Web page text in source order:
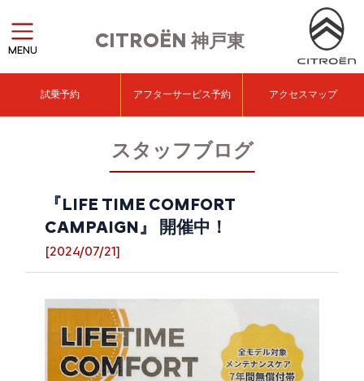
CITROËN神戸東
MENU
試乗予約 アフターサービス予約 アクセスマップ
スタッフブログ
『LIFE TIME COMFORT
CAMPAIGN』 開催中！
[2024/07/21]